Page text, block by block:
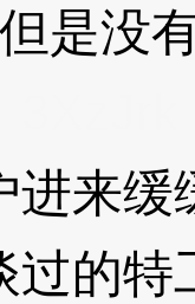
是没
来缓
过的